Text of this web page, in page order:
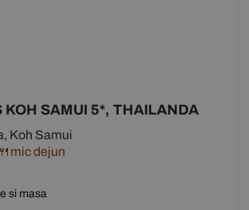
KOH SAMUI 5*, THAILANDA
Koh Samui
dejun
si masa